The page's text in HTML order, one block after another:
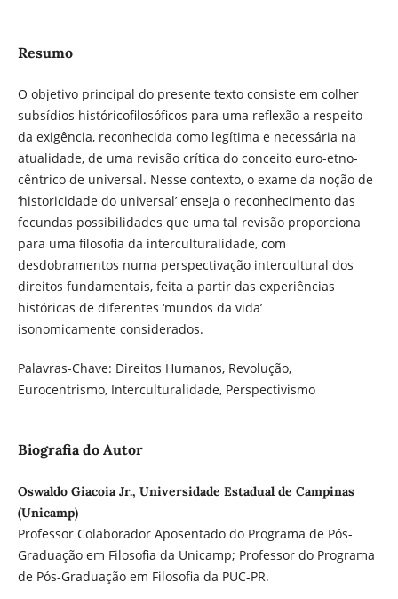
Resumo
O objetivo principal do presente texto consiste em colher
subsídios históricofilosóficos para uma reflexão a respeito
da exigência, reconhecida como legítima e necessária na
atualidade, de uma revisão crítica do conceito euro-etno-
cêntrico de universal. Nesse contexto, o exame da noção de
‘historicidade do universal’ enseja o reconhecimento das
fecundas possibilidades que uma tal revisão proporciona
para uma filosofia da interculturalidade, com
desdobramentos numa perspectivação intercultural dos
direitos fundamentais, feita a partir das experiências
históricas de diferentes ‘mundos da vida’
isonomicamente considerados.
Palavras-Chave: Direitos Humanos, Revolução,
Eurocentrismo, Interculturalidade, Perspectivismo
Biografia do Autor
Oswaldo Giacoia Jr., Universidade Estadual de Campinas
(Unicamp)
Professor Colaborador Aposentado do Programa de Pós-
Graduação em Filosofia da Unicamp; Professor do Programa
de Pós-Graduação em Filosofia da PUC-PR.